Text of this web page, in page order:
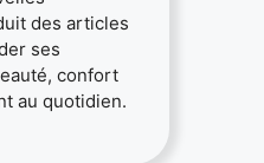
des articles
ses
confort
au quotidien.